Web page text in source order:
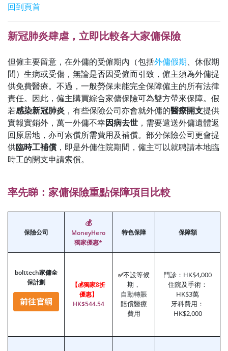
回到頁首
新冠肺炎肆虐，立即比較各大家傭保險
但僱主要留意，在外傭的受僱期內（包括外傭假期、休假期
間）生病或受傷，無論是否因受僱而引致，僱主須為外傭提
供免費醫療。不過，一般勞保未能完全保障僱主的所有法律
責任。因此，僱主購買綜合家傭保險可為雙方帶來保障。假
若感染新冠肺炎 ，有些保險公司亦會就外傭的醫療開支提供
實報實銷外，萬一外傭不幸因病去世 ，需要遣送外傭遺體返
回原居地，亦可索償所需費用及補償。部分保險公司更會提
供臨時工補償 ，即是外傭住院期間，僱主可以就聘請本地臨
時工的開支申請索償。
率先睇：家傭保險重點保障項目比較
保險公司
💰
MoneyHero
獨家優惠*
特色保障 保障額
bolttech家傭全
保計劃
【💰獨家8折
優惠】
HK$544.54
✅不設等候
期，
自動轉賬
賠償醫療
費用
門診：HK$4,000
住院及手術：
HK$3萬
牙科費用：
HK$2,000